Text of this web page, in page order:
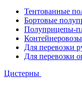
Тентованные
Бортовые
Полуприцепы-
Контейнеровозы
Для перевозки
Для перевозки
Цистерны